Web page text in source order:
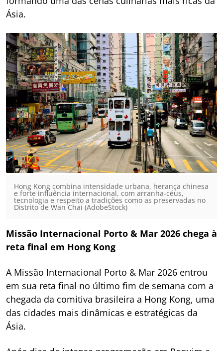
Ásia.
Hong Kong combina intensidade urbana, herança chinesa
e forte influência internacional, com arranha-céus,
tecnologia e respeito a tradições como as preservadas no
Distrito de Wan Chai (AdobeStock)
Missão Internacional Porto & Mar 2026 chega à
reta final em Hong Kong
A Missão Internacional Porto & Mar 2026 entrou
em sua reta final no último fim de semana com a
chegada da comitiva brasileira a Hong Kong, uma
das cidades mais dinâmicas e estratégicas da
Ásia.